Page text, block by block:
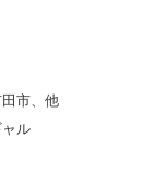
市、他
ル